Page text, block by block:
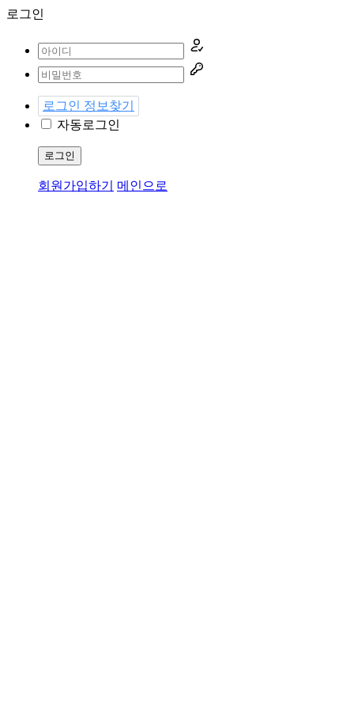
로그인
로그인 정보찾기
자동로그인
로그인
회원가입하기 메인으로